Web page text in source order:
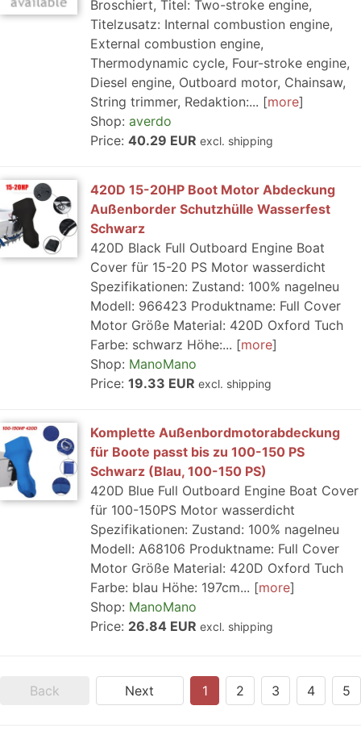
Broschiert, Titel: Two-stroke engine,
Titelzusatz: Internal combustion engine,
External combustion engine,
Thermodynamic cycle, Four-stroke engine,
Diesel engine, Outboard motor, Chainsaw,
String trimmer, Redaktion:...
more
Shop: averdo
Price: 40.29 EUR excl. shipping
420D 15-20HP Boot Motor Abdeckung
Außenborder Schutzhülle Wasserfest
Schwarz
420D Black Full Outboard Engine Boat
Cover für 15-20 PS Motor wasserdicht
Spezifikationen: Zustand: 100% nagelneu
Modell: 966423 Produktname: Full Cover
Motor Größe Material: 420D Oxford Tuch
Farbe: schwarz Höhe:...
more
Shop: ManoMano
Price: 19.33 EUR excl. shipping
Komplette Außenbordmotorabdeckung
für Boote passt bis zu 100-150 PS
Schwarz (Blau, 100-150 PS)
420D Blue Full Outboard Engine Boat Cover
für 100-150PS Motor wasserdicht
Spezifikationen: Zustand: 100% nagelneu
Modell: A68106 Produktname: Full Cover
Motor Größe Material: 420D Oxford Tuch
Farbe: blau Höhe: 197cm...
more
Shop: ManoMano
Price: 26.84 EUR excl. shipping
Back Next 1 2 3 4 5